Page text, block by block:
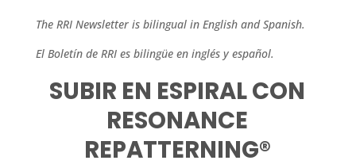
The RRI Newsletter is bilingual in English and Spanish.
El Boletín de RRI es bilingüe en inglés y español.
SUBIR EN ESPIRAL CON
RESONANCE
REPATTERNING®